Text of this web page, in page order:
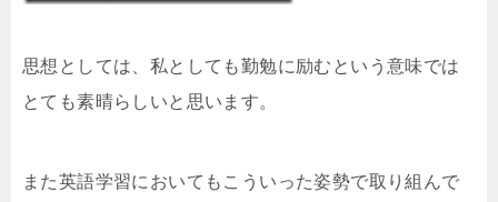
思想としては、私としても勤勉に励むという意味では
とても素晴らしいと思います。
また英語学習においてもこういった姿勢で取り組んで